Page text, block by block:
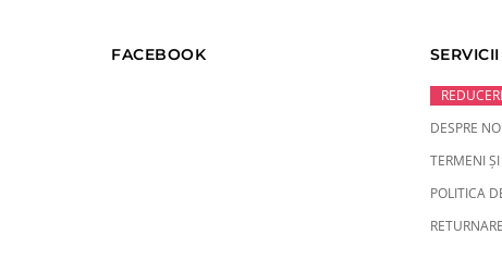
FACEBOOK
DESPRE
TERMENI
POLITICA